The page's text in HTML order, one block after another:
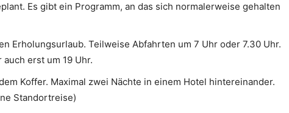
Es gibt ein Programm, an das sich normalerweise gehalten
Erholungsurlaub. Teilweise Abfahrten um 7 Uhr oder 7.30 Uhr.
erst um 19 Uhr.
Koffer. Maximal zwei Nächte in einem Hotel hintereinander.
Standortreise)